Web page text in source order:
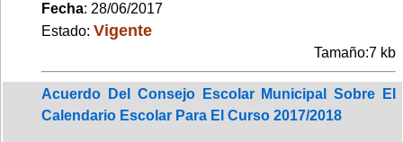
Fecha: 28/06/2017
Estado: Vigente
Tamaño:7 kb
Acuerdo Del Consejo Escolar Municipal Sobre El
Calendario Escolar Para El Curso 2017/2018